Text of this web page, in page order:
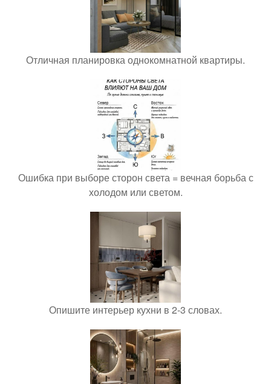
Отличная планировка однокомнатной квартиры.
Ошибка при выборе сторон света = вечная борьба с
холодом или светом.
Опишите интерьер кухни в 2-3 словах.